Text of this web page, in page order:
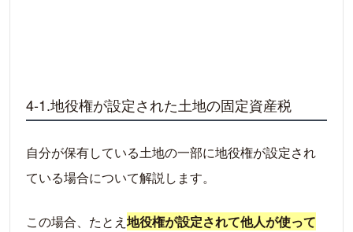
4-1.地役権が設定された土地の固定資産税
自分が保有している土地の一部に地役権が設定され
ている場合について解説します。
この場合、たとえ 地役権が設定されて他人が使って